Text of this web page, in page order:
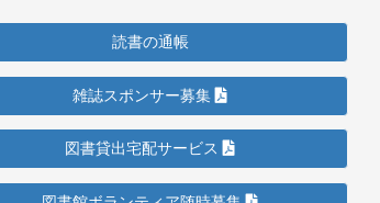
読書の通帳
雑誌スポンサー募集
図書貸出宅配サービス